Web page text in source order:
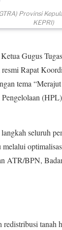
Provinsi
KEPRI)
Gugus
Rapat
tema
seluruh
ATR/BPN,
tanah